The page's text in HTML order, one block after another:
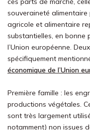
souveraineté
agricole et alimentaire
substantielles, en bonne
l’Union européenne.
spécifiquement
économique de l’Union
Première famille : les
productions végétales.
sont très largement
notamment) non issues